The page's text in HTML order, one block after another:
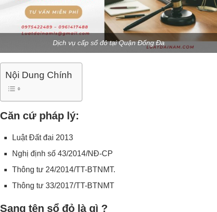
Dịch vụ cấp sổ đỏ tại Quận Đống Đa
Nội Dung Chính
Căn cứ pháp lý:
Luật Đất đai 2013
Nghị định số 43/2014/NĐ-CP
Thông tư 24/2014/TT-BTNMT.
Thông tư 33/2017/TT-BTNMT
Sang tên sổ đỏ là gì ?